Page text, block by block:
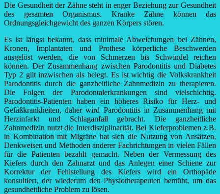
Die Gesundheit der Zähne steht in enger Beziehung zur Gesundheit
des gesamten Organismus. Kranke Zähne können das
Ordnungsgleichgewicht des ganzen Körpers stören.
Es ist längst bekannt, dass minimale Abweichungen bei Zähnen,
Kronen, Implantaten und Prothese körperliche Beschwerden
ausgelöst werden, die von Schmerzen bis Schwindel reichen
können. Der Zusammenhang zwischen Parodontitis und Diabetes
Typ 2 gilt inzwischen als belegt. Es ist wichtig die Volkskrankheit
Parodontitis durch die ganzheitliche Zahnmedizin zu therapieren.
Die Folgen der Parodontalerkrankungen sind vielschichtig.
Parodontitis-Patienten haben ein höheres Risiko für Herz- und
Gefäßkrankheiten, daher wird Parodontitis in Zusammenhang mit
Herzinfarkt und Schlaganfall gebracht. Die ganzheitliche
Zahnmedizin nutzt die Interdisziplinarität. Bei Kieferproblemen z.B.
in Kombination mit Migräne hat sich die Nutzung von Ansätzen,
Denkweisen und Methoden anderer Fachrichtungen in vielen Fällen
für die Patienten bezahlt gemacht. Neben der Vermessung des
Kiefers durch den Zahnarzt und das Anlegen einer Schiene zur
Korrektur der Fehlstellung des Kiefers wird ein Orthopäde
konsultiert, der wiederum den Physiotherapeuten bemüht, um das
gesundheitliche Problem zu lösen.